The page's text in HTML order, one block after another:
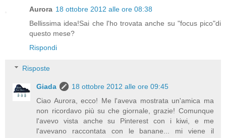
Aurora 18 ottobre 2012 alle ore 08:38
Bellissima idea!Sai che l'ho trovata anche su "focus pico"di
questo mese?
Rispondi
Risposte
Giada
18 ottobre 2012 alle ore 09:45
Ciao Aurora, ecco! Me l'aveva mostrata un'amica ma
non ricordavo più su che giornale, grazie! Comunque
l'avevo vista anche su Pinterest con i kiwi, e me
l'avevano raccontata con le banane... mi viene il